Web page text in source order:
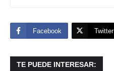
Facebook Twitter
TE PUEDE INTERESAR: